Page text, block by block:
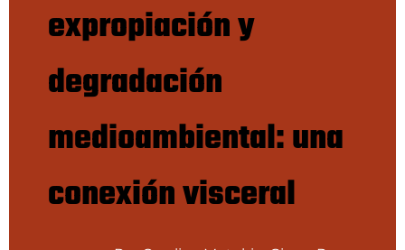
expropiación y
degradación
medioambiental: una
conexión visceral